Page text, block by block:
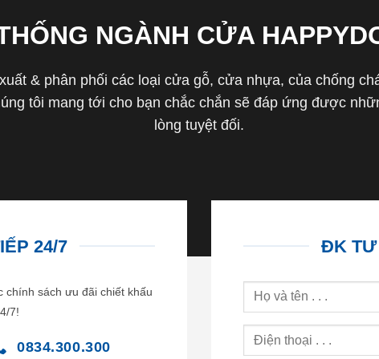
NGÀNH CỬA
& phân phối các loại cửa gỗ, cửa nhựa, của chống
tôi mang tới cho bạn chắc chắn sẽ đáp ứng được
lòng tuyệt đối.
24/7
chính sách ưu đãi chiết khấu
7!
0834.300.300
ĐK TƯ